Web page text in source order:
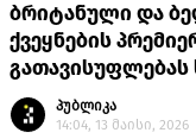
ბრიტანული და
ქვეყნების
გათავისუფლებას
პუბლიკა
14:04, 13 მაისი, 2026